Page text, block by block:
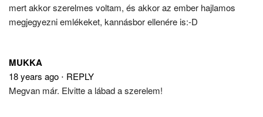
mert akkor szerelmes voltam, és akkor az ember hajlamos
megjegyezni emlékeket, kannásbor ellenére is:-D
MUKKA
18 years ago ⋅ REPLY
Megvan már. Elvitte a lábad a szerelem!